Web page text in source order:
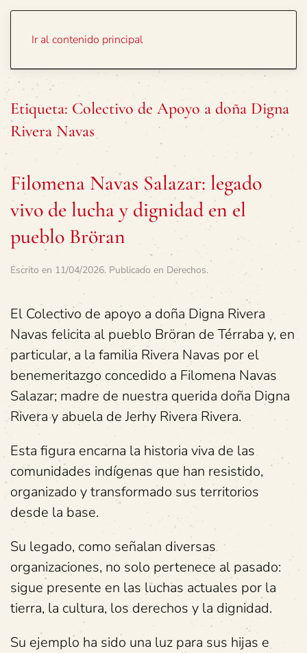
Ir al contenido principal
Etiqueta: Colectivo de Apoyo a doña Digna
Rivera Navas
Filomena Navas Salazar: legado
vivo de lucha y dignidad en el
pueblo Bröran
Escrito en 11/04/2026. Publicado en Derechos.
El Colectivo de apoyo a doña Digna Rivera
Navas felicita al pueblo Bröran de Térraba y, en
particular, a la familia Rivera Navas por el
benemeritazgo concedido a Filomena Navas
Salazar; madre de nuestra querida doña Digna
Rivera y abuela de Jerhy Rivera Rivera.
Esta figura encarna la historia viva de las
comunidades indígenas que han resistido,
organizado y transformado sus territorios
desde la base.
Su legado, como señalan diversas
organizaciones, no solo pertenece al pasado:
sigue presente en las luchas actuales por la
tierra, la cultura, los derechos y la dignidad.
Su ejemplo ha sido una luz para sus hijas e